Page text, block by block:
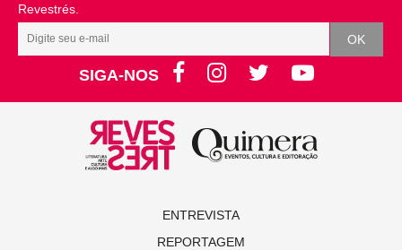
Revestrés.
SIGA-NOS
ENTREVISTA
REPORTAGEM